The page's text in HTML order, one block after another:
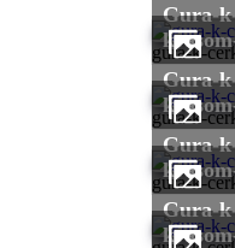
gura-k-
gura-k-cerkvici-nad-
gura-k-
gura-k-cerkvici-nad-
gura-k-
gura-k-cerkvici-nad-
gura-k-cerkvici-nad-